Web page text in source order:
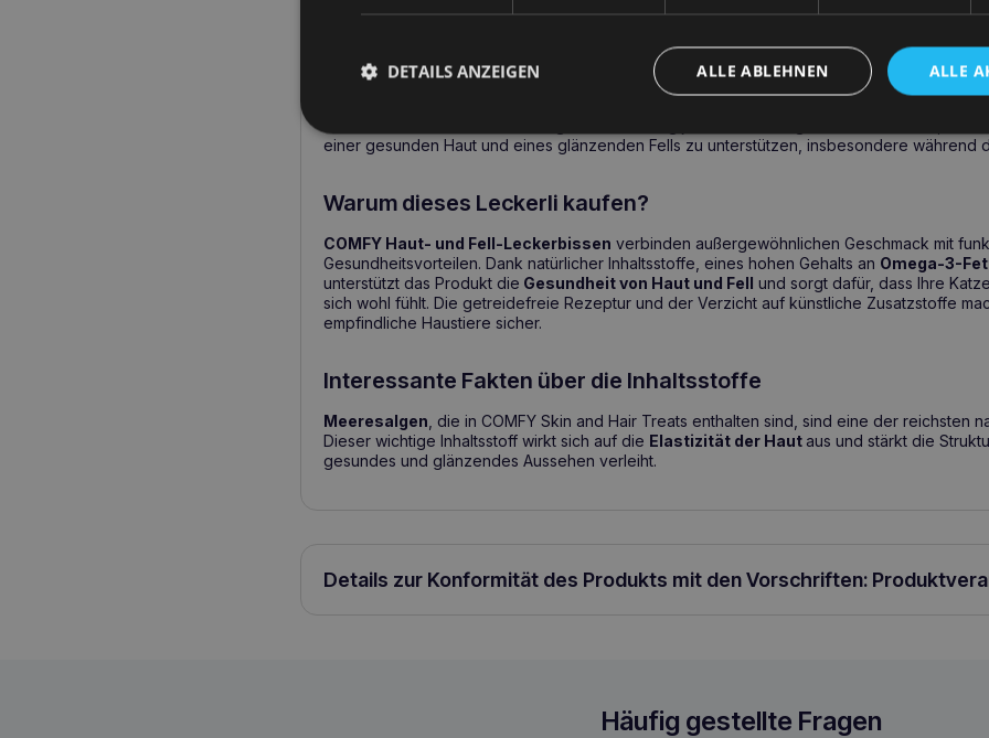
Ab wann sollten Sie COMFY Haut und Fell verwenden?
einer gesunden Haut und eines glänzenden Fells zu unterstützen, insbesondere während
Warum dieses Leckerli kaufen?
COMFY Haut- und Fell-Leckerbissen verbinden außergewöhnlichen Geschmack mit
Gesundheitsvorteilen. Dank natürlicher Inhaltsstoffe, eines hohen Gehalts an Omega-3-
unterstützt das Produkt die Gesundheit von Haut und Fell und sorgt dafür, dass Ihre
sich wohl fühlt. Die getreidefreie Rezeptur und der Verzicht auf künstliche Zusatzstoffe
empfindliche Haustiere sicher.
Interessante Fakten über die Inhaltsstoffe
Meeresalgen , die in COMFY Skin and Hair Treats enthalten sind, sind eine der reichsten
Dieser wichtige Inhaltsstoff wirkt sich auf die Elastizität der Hautaus und stärkt die
gesundes und glänzendes Aussehen verleiht.
Details zur Konformität des Produkts mit den Vorschriften:
Häufig gestellte Fragen
ALLE
ALLE ABLEHNEN
DETAILS ANZEIGEN